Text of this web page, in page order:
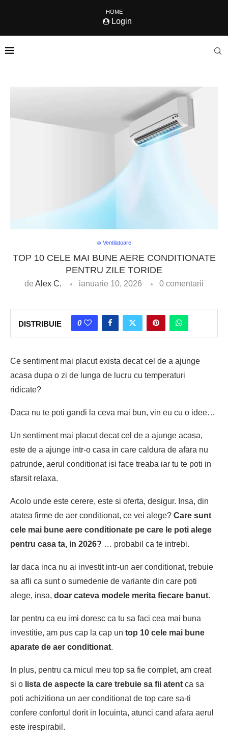
HOME
Login
❄️ Ventilatoare
TOP 10 CELE MAI BUNE AERE CONDITIONATE
PENTRU ZILE TORIDE
de Alex C. ianuarie 10, 2026 0 comentarii
DISTRIBUIE 0
Ce sentiment mai placut exista decat cel de a ajunge
acasa dupa o zi de lunga de lucru cu temperaturi
ridicate?
Daca nu te poti gandi la ceva mai bun, vin eu cu o idee…
Un sentiment mai placut decat cel de a ajunge acasa,
este de a ajunge intr-o casa in care caldura de afara nu
patrunde, aerul conditionat isi face treaba iar tu te poti in
sfarsit relaxa.
Acolo unde este cerere, este si oferta, desigur. Insa, din
atatea firme de aer conditionat, ce vei alege? Care sunt
cele mai bune aere conditionate pe care le poti alege
pentru casa ta, in 2026? … probabil ca te intrebi.
Iar daca inca nu ai investit intr-un aer conditionat, trebuie
sa afli ca sunt o sumedenie de variante din care poti
alege, insa, doar cateva modele merita fiecare banut.
Iar pentru ca eu imi doresc ca tu sa faci cea mai buna
investitie, am pus cap la cap un top 10 cele mai bune
aparate de aer conditionat.
In plus, pentru ca micul meu top sa fie complet, am creat
si o lista de aspecte la care trebuie sa fii atent ca sa
poti achizitiona un aer conditionat de top care sa-ti
confere confortul dorit in locuinta, atunci cand afara aerul
este irespirabil.